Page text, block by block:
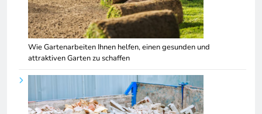
Wie Gartenarbeiten Ihnen helfen, einen gesunden und
attraktiven Garten zu schaffen